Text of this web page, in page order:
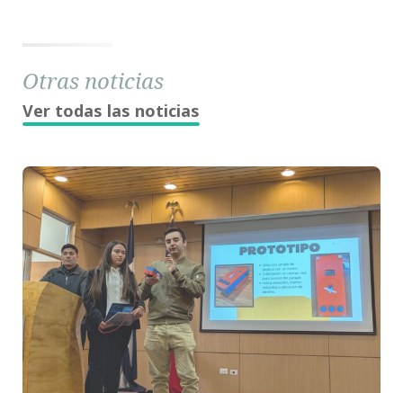
Otras noticias
Ver todas las noticias